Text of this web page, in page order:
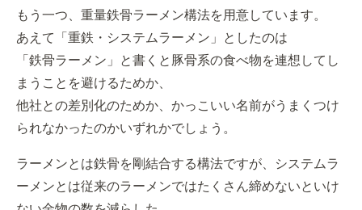
もう一つ、重量鉄骨ラーメン構法を用意しています。
あえて「重鉄・システムラーメン」としたのは
「鉄骨ラーメン」と書くと豚骨系の食べ物を連想してし
まうことを避けるためか、
他社との差別化のためか、かっこいい名前がうまくつけ
られなかったのかいずれかでしょう。
ラーメンとは鉄骨を剛結合する構法ですが、システムラ
ーメンとは従来のラーメンではたくさん締めないといけ